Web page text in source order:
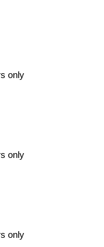
only
only
only